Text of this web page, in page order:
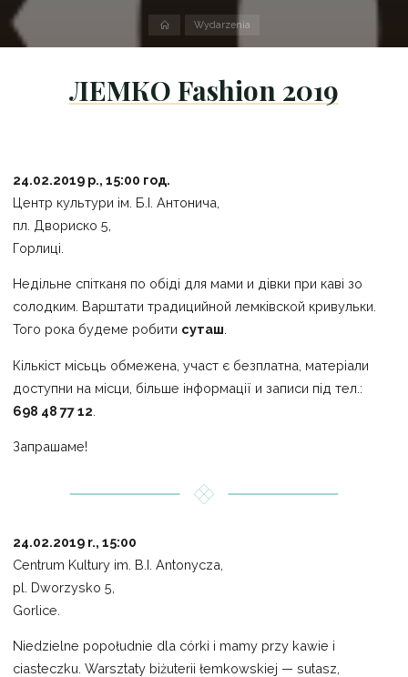
StronaWydarzenia
ЛЕМКО Fashion 2019
24.02.2019 p., 15:00 год.
Центр культури ім. Б.І. Антонича,
пл. Двориско 5,
Горлиці.
Недільне спітканя по обіді для мами и дівки при каві зо
солодким. Варштати традицийной лемківской кривульки.
Того рока будеме робити суташ
Кількіст місьць обмежена, участ є безплатна, матеріали
доступни на місци, більше інформації и записи під тел.:
698 48 77 12
Запрашаме!
24.02.2019 r., 15:00
Centrum Kultury im. B.I. Antonycza,
pl. Dworzysko 5,
Gorlice.
Niedzielne popołudnie dla córki i mamy przy kawie i
ciasteczku. Warsztaty biżuterii łemkowskiej — sutasz,